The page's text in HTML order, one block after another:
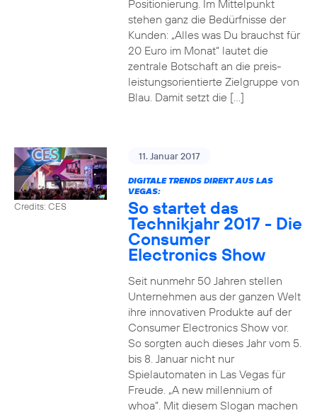
Positionierung. Im Mittelpunkt
stehen ganz die Bedürfnisse der
Kunden: „Alles was Du brauchst für
20 Euro im Monat“ lautet die
zentrale Botschaft an die preis-
leistungsorientierte Zielgruppe von
Blau. Damit setzt die […]
Credits: CES
11. Januar 2017
DIGITALE TRENDS DIREKT AUS LAS
VEGAS:
So startet das
Technikjahr 2017 - Die
Consumer
Electronics Show
Seit nunmehr 50 Jahren stellen
Unternehmen aus der ganzen Welt
ihre innovativen Produkte auf der
Consumer Electronics Show vor.
So sorgten auch dieses Jahr vom 5.
bis 8. Januar nicht nur
Spielautomaten in Las Vegas für
Freude. „A new millennium of
whoa“. Mit diesem Slogan machen